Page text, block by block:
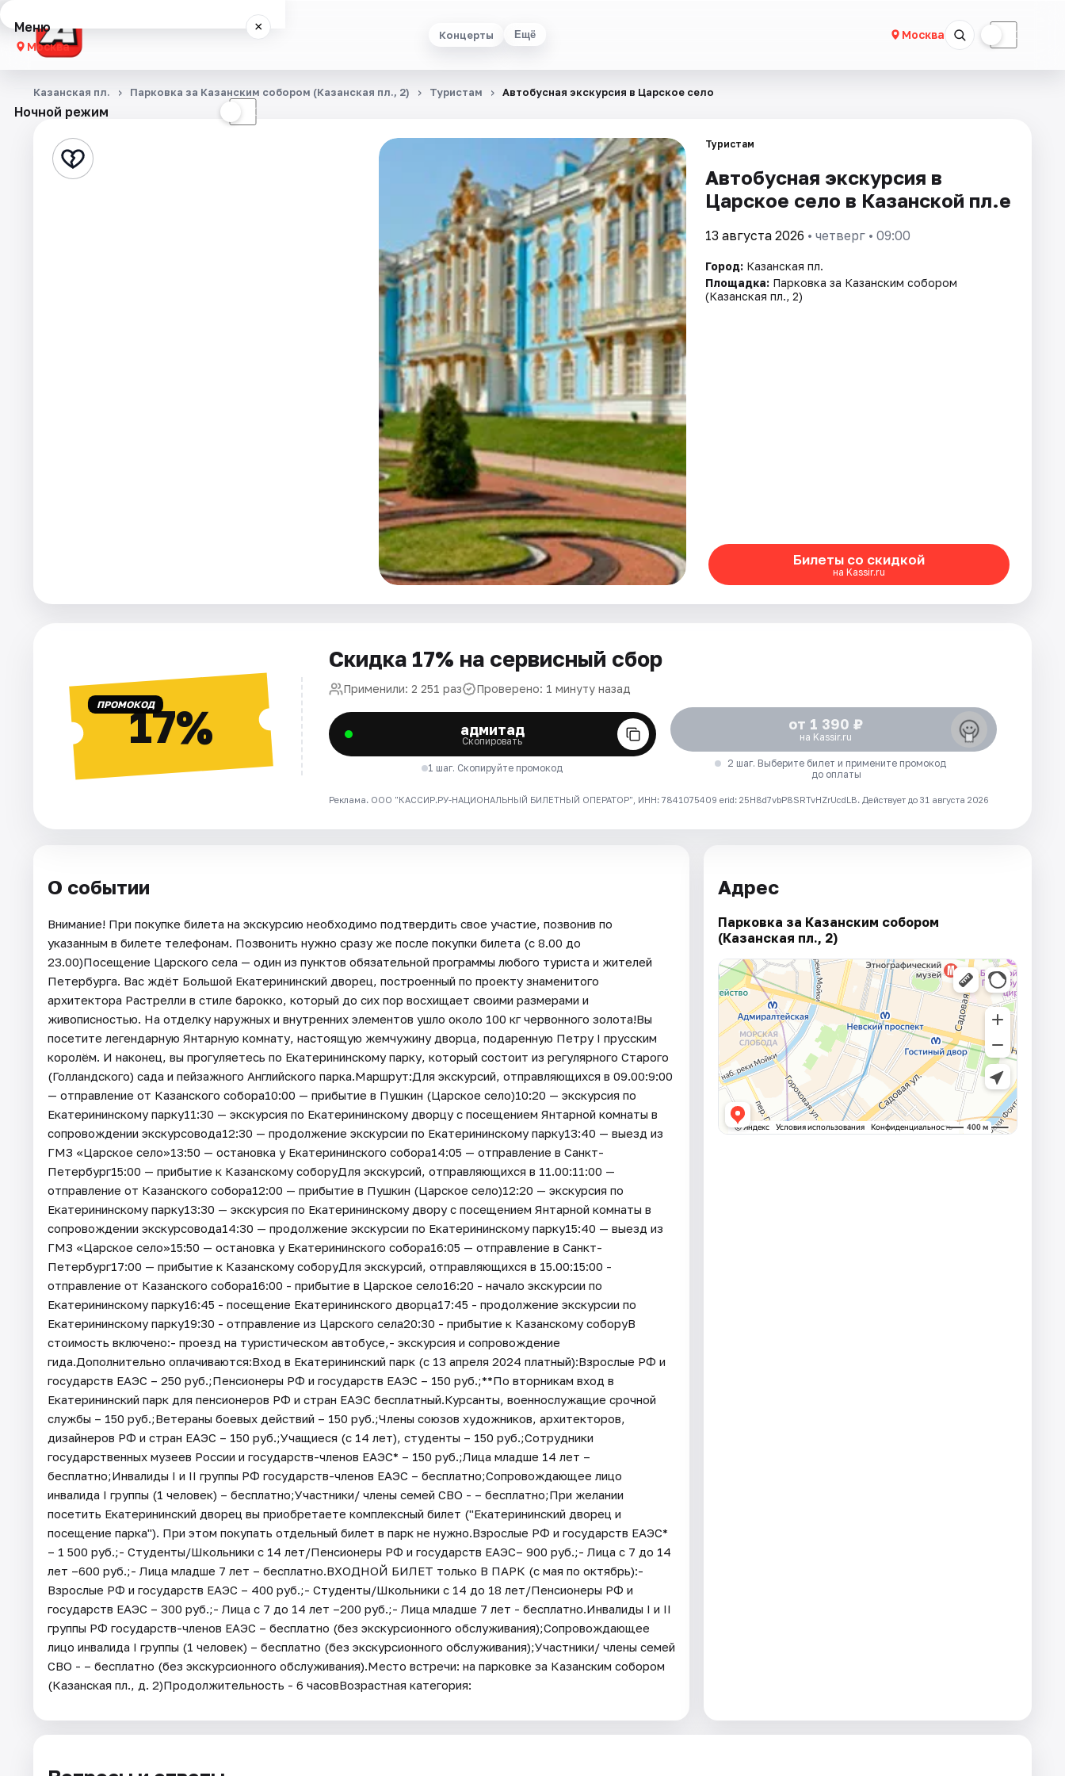
Концерты Ещё Москва ☾
Меню ×
Москва
Концерты
Города
Площадки
Ночной режим ☾
Казанская пл. Парковка за Казанским собором (Казанская пл., 2) Туристам Автобусная экскурсия в Царское село
Туристам
Автобусная экскурсия в
Царское село в Казанской пл.е
13 августа 2026 • четверг • 09:00
Город: Казанская пл.
Площадка: Парковка за Казанским собором
(Казанская пл., 2)
Билеты со скидкой
на Kassir.ru
ПРОМОКОД17%
Скидка 17% на сервисный сбор
Применили: 2 251 раз Проверено: 1 минуту назад
адмитад
Скопировать
1 шаг. Скопируйте промокод
от 1 390 ₽
на Kassir.ru
2 шаг. Выберите билет и примените промокод
до оплаты
Реклама. ООО "КАССИР.РУ-НАЦИОНАЛЬНЫЙ БИЛЕТНЫЙ ОПЕРАТОР", ИНН: 7841075409 erid: 25H8d7vbP8SRTvHZrUcdLB. Действует до 31 августа 2026
О событии
Внимание! При покупке билета на экскурсию необходимо подтвердить свое участие, позвонив по
указанным в билете телефонам. Позвонить нужно сразу же после покупки билета (с 8.00 до
23.00)Посещение Царского села — один из пунктов обязательной программы любого туриста и жителей
Петербурга. Вас ждёт Большой Екатерининский дворец, построенный по проекту знаменитого
архитектора Растрелли в стиле барокко, который до сих пор восхищает своими размерами и
живописностью. На отделку наружных и внутренних элементов ушло около 100 кг червонного золота!Вы
посетите легендарную Янтарную комнату, настоящую жемчужину дворца, подаренную Петру I прусским
королём. И наконец, вы прогуляетесь по Екатерининскому парку, который состоит из регулярного Старого
(Голландского) сада и пейзажного Английского парка.Маршрут:Для экскурсий, отправляющихся в 09.00:9:00
— отправление от Казанского собора10:00 — прибытие в Пушкин (Царское село)10:20 — экскурсия по
Екатерининскому парку11:30 — экскурсия по Екатерининскому дворцу с посещением Янтарной комнаты в
сопровождении экскурсовода12:30 — продолжение экскурсии по Екатерининскому парку13:40 — выезд из
ГМЗ «Царское село»13:50 — остановка у Екатерининского собора14:05 — отправление в Санкт-
Петербург15:00 — прибытие к Казанскому соборуДля экскурсий, отправляющихся в 11.00:11:00 —
отправление от Казанского собора12:00 — прибытие в Пушкин (Царское село)12:20 — экскурсия по
Екатерининскому парку13:30 — экскурсия по Екатерининскому двору с посещением Янтарной комнаты в
сопровождении экскурсовода14:30 — продолжение экскурсии по Екатерининскому парку15:40 — выезд из
ГМЗ «Царское село»15:50 — остановка у Екатерининского собора16:05 — отправление в Санкт-
Петербург17:00 — прибытие к Казанскому соборуДля экскурсий, отправляющихся в 15.00:15:00 -
отправление от Казанского собора16:00 - прибытие в Царское село16:20 - начало экскурсии по
Екатерининскому парку16:45 - посещение Екатерининского дворца17:45 - продолжение экскурсии по
Екатерининскому парку19:30 - отправление из Царского села20:30 - прибытие к Казанскому соборуВ
стоимость включено:- проезд на туристическом автобусе,- экскурсия и сопровождение
гида.Дополнительно оплачиваются:Вход в Екатерининский парк (с 13 апреля 2024 платный):Взрослые РФ и
государств ЕАЭС – 250 руб.;Пенсионеры РФ и государств ЕАЭС – 150 руб.;**По вторникам вход в
Екатерининский парк для пенсионеров РФ и стран ЕАЭС бесплатный.Курсанты, военнослужащие срочной
службы – 150 руб.;Ветераны боевых действий – 150 руб.;Члены союзов художников, архитекторов,
дизайнеров РФ и стран ЕАЭС – 150 руб.;Учащиеся (с 14 лет), студенты – 150 руб.;Сотрудники
государственных музеев России и государств-членов ЕАЭС* – 150 руб.;Лица младше 14 лет –
бесплатно;Инвалиды I и II группы РФ государств-членов ЕАЭС – бесплатно;Сопровождающее лицо
инвалида I группы (1 человек) – бесплатно;Участники/ члены семей СВО - – бесплатно;При желании
посетить Екатерининский дворец вы приобретаете комплексный билет ("Екатерининский дворец и
посещение парка"). При этом покупать отдельный билет в парк не нужно.Взрослые РФ и государств ЕАЭС*
– 1 500 руб.;- Студенты/Школьники с 14 лет/Пенсионеры РФ и государств ЕАЭС– 900 руб.;- Лица с 7 до 14
лет –600 руб.;- Лица младше 7 лет – бесплатно.ВХОДНОЙ БИЛЕТ только В ПАРК (с мая по октябрь):-
Взрослые РФ и государств ЕАЭС – 400 руб.;- Студенты/Школьники с 14 до 18 лет/Пенсионеры РФ и
государств ЕАЭС – 300 руб.;- Лица с 7 до 14 лет –200 руб.;- Лица младше 7 лет - бесплатно.Инвалиды I и II
группы РФ государств-членов ЕАЭС – бесплатно (без экскурсионного обслуживания);Сопровождающее
лицо инвалида I группы (1 человек) – бесплатно (без экскурсионного обслуживания);Участники/ члены семей
СВО - – бесплатно (без экскурсионного обслуживания).Место встречи: на парковке за Казанским собором
(Казанская пл., д. 2)Продолжительность - 6 часовВозрастная категория:
Адрес
Парковка за Казанским собором
(Казанская пл., 2)